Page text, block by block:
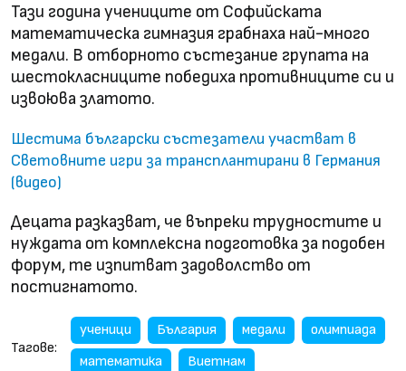
Тази година учениците от Софийската
математическа гимназия грабнаха най-много
медали. В отборното състезание групата на
шестокласниците победиха противниците си и
извоюва златото.
Шестима български състезатели участват в
Световните игри за трансплантирани в Германия
(видео)
Децата разказват, че въпреки трудностите и
нуждата от комплексна подготовка за подобен
форум, те изпитват задоволство от
постигнатото.
Тагове:
ученици България медали
олимпиада
математика
Виетнам